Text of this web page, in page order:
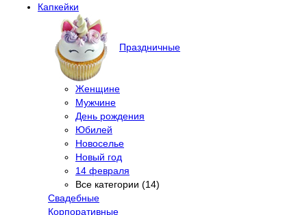
Капкейки
Праздничные
Женщине
Мужчине
День рождения
Юбилей
Новоселье
Новый год
14 февраля
Все категории (14)
Свадебные
Корпоративные